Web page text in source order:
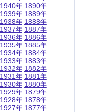
1940年
1939年
1938年
1937年
1936年
1935年
1934年
1933年
1932年
1931年
1930年
1929年
1928年
1927年
1890年
1889年
1888年
1887年
1886年
1885年
1884年
1883年
1882年
1881年
1880年
1879年
1878年
1877年